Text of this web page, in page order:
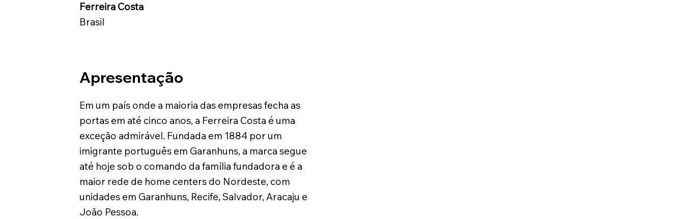
Ferreira Costa
Brasil
Apresentação
Em um país onde a maioria das empresas fecha as
portas em até cinco anos, a Ferreira Costa é uma
exceção admirável. Fundada em 1884 por um
imigrante português em Garanhuns, a marca segue
até hoje sob o comando da família fundadora e é a
maior rede de home centers do Nordeste, com
unidades em Garanhuns, Recife, Salvador, Aracaju e
João Pessoa.